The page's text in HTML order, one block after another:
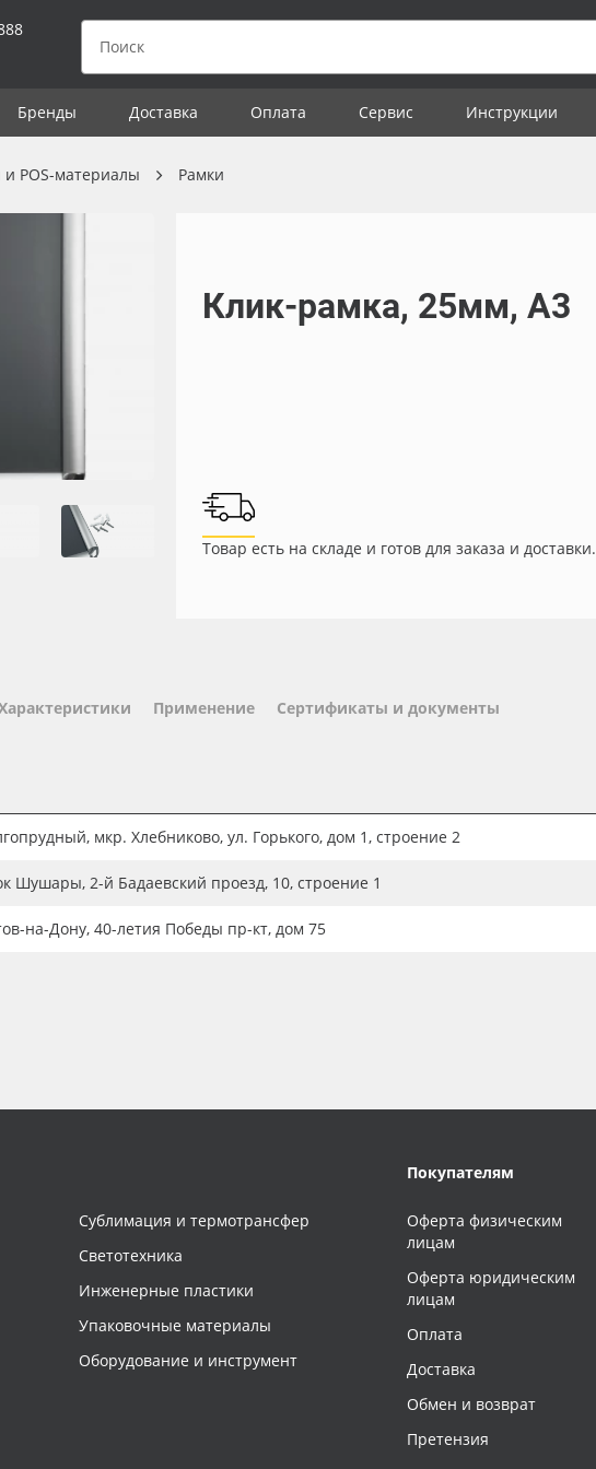
Бренды Доставка Оплата Сервис Инструкции
POS-материалы Рамки
Клик-рамка, 25мм, А3
Товар есть на складе и готов для заказа и доставки.
Применение Сертификаты и документы
мкр. Хлебниково, ул. Горького, дом 1, строение 2
Шушары, 2-й Бадаевский проезд, 10, строение 1
на-Дону, 40-летия Победы пр-кт, дом 75
Сублимация и термотрансфер
Светотехника
Инженерные пластики
Упаковочные материалы
Оборудование и инструмент
Покупателям
Оферта физическим
лицам
Оферта юридическим
лицам
Оплата
Доставка
Обмен и возврат
Претензия